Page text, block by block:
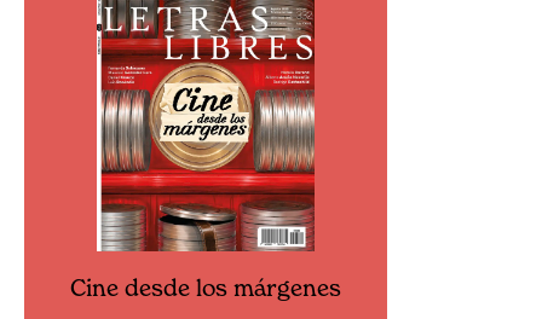
Cine desde los márgenes